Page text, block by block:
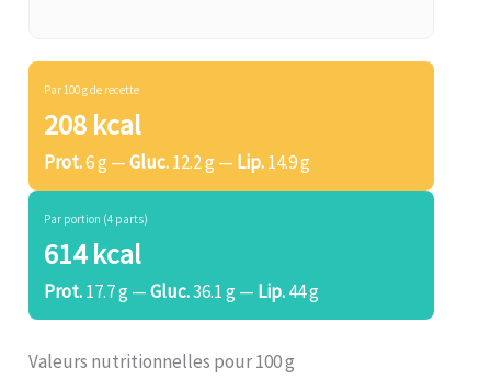
Par 100 g de recette
208 kcal
Prot.6 g —Gluc.12.2 g — Lip.14.9 g
Par portion (4 parts)
614 kcal
Prot.17.7 g —Gluc.36.1 g — Lip.44 g
Valeurs nutritionnelles pour 100 g